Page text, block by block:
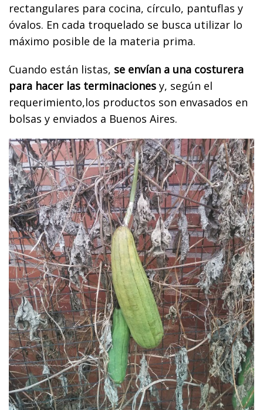
rectangulares para cocina, círculo, pantuflas y
óvalos. En cada troquelado se busca utilizar lo
máximo posible de la materia prima.
Cuando están listas, se envían a una costurera
para hacer las terminaciones y, según el
requerimiento,los productos son envasados en
bolsas y enviados a Buenos Aires.